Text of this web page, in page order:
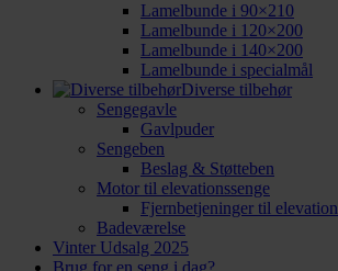
Lamelbunde i 90×210
Lamelbunde i 120×200
Lamelbunde i 140×200
Lamelbunde i specialmål
Diverse tilbehør
Sengegavle
Gavlpuder
Sengeben
Beslag & Støtteben
Motor til elevationssenge
Fjernbetjeninger til
Badeværelse
Vinter Udsalg 2025